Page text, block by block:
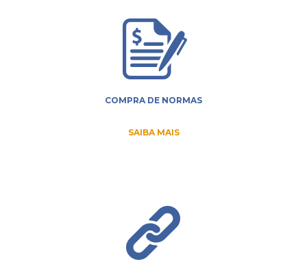
COMPRA DE NORMAS
SAIBA MAIS